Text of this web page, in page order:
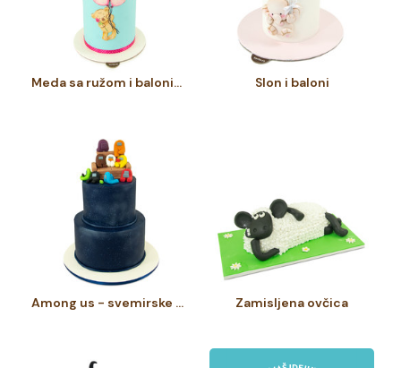
Meda sa ružom i balonima Slon i baloni
Among us - svemirske varalice Zamisljena ovčica